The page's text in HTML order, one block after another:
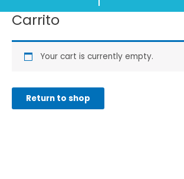
Carrito
Your cart is currently empty.
Return to shop